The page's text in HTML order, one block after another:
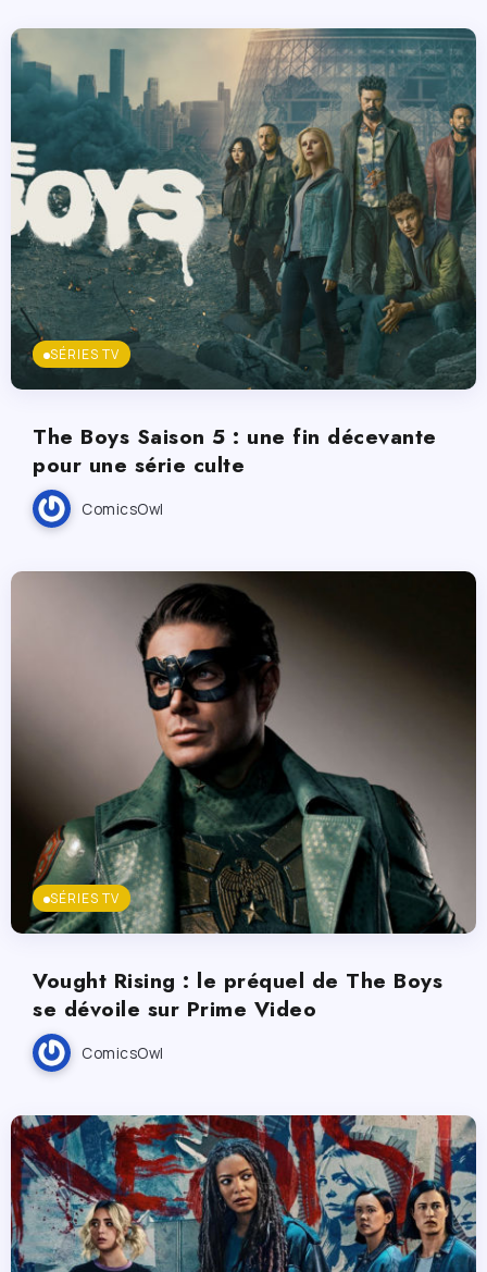
SÉRIES TV
The Boys Saison 5 : une fin décevante
pour une série culte
ComicsOwl
SÉRIES TV
Vought Rising : le préquel de The Boys
se dévoile sur Prime Video
ComicsOwl